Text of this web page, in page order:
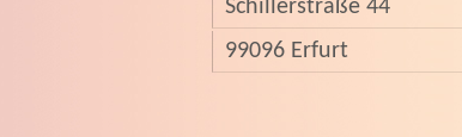
Schillerstraße 44
99096 Erfurt